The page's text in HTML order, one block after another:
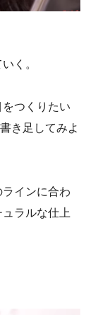
く。
つくりたい
き足してみよ
インに合わ
ラルな仕上